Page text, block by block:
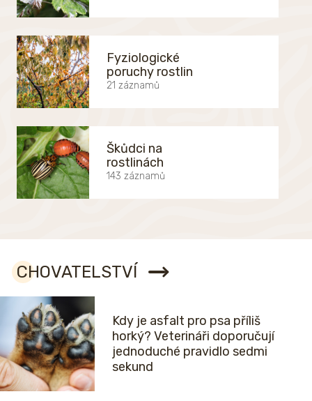
Fyziologické
poruchy rostlin
21 záznamů
Škůdci na
rostlinách
143 záznamů
CHOVATELSTVÍ
Kdy je asfalt pro psa příliš
horký? Veterináři doporučují
jednoduché pravidlo sedmi
sekund